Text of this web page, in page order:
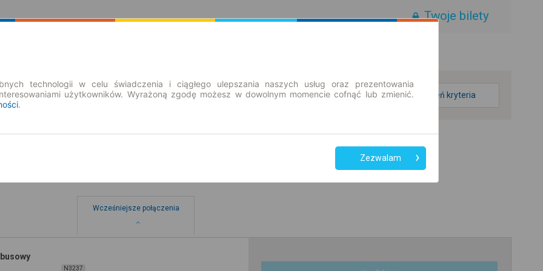
Twoje bilety
zmień kryteria
Wcześniejsze połączenia
N3237
technologii w celu świadczenia i ciągłego ulepszania naszych usług oraz prezentowania
użytkowników. Wyrażoną zgodę możesz w dowolnym momencie cofnąć lub zmienić.
.
Zezwalam